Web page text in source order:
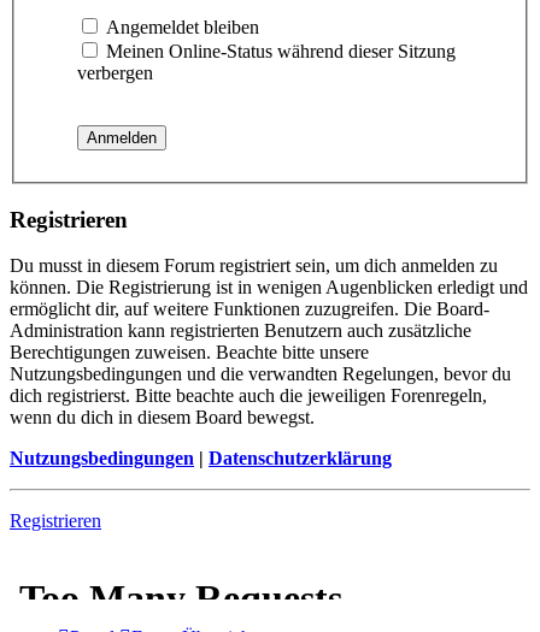
Angemeldet bleiben
Meinen Online-Status während dieser Sitzung
verbergen
Registrieren
Du musst in diesem Forum registriert sein, um dich anmelden zu
können. Die Registrierung ist in wenigen Augenblicken erledigt und
ermöglicht dir, auf weitere Funktionen zuzugreifen. Die Board-
Administration kann registrierten Benutzern auch zusätzliche
Berechtigungen zuweisen. Beachte bitte unsere
Nutzungsbedingungen und die verwandten Regelungen, bevor du
dich registrierst. Bitte beachte auch die jeweiligen Forenregeln,
wenn du dich in diesem Board bewegst.
Nutzungsbedingungen | Datenschutzerklärung
Registrieren